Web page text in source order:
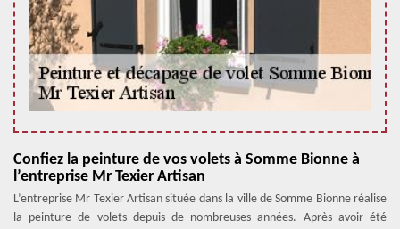
Confiez la peinture de vos volets à Somme Bionne à
l’entreprise Mr Texier Artisan
L’entreprise Mr Texier Artisan située dans la ville de Somme Bionne réalise
la peinture de volets depuis de nombreuses années. Après avoir été